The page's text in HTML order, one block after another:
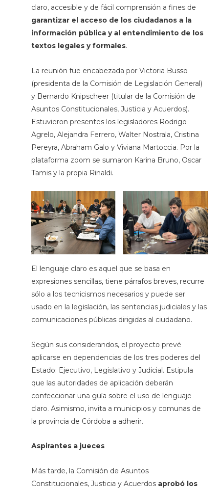
claro, accesible y de fácil comprensión a fines de
garantizar el acceso de los ciudadanos a la
información pública y al entendimiento de los
textos legales y formales.
La reunión fue encabezada por Victoria Busso
(presidenta de la Comisión de Legislación General)
y Bernardo Knipscheer (titular de la Comisión de
Asuntos Constitucionales, Justicia y Acuerdos).
Estuvieron presentes los legisladores Rodrigo
Agrelo, Alejandra Ferrero, Walter Nostrala, Cristina
Pereyra, Abraham Galo y Viviana Martoccia. Por la
plataforma zoom se sumaron Karina Bruno, Oscar
Tamis y la propia Rinaldi.
El lenguaje claro es aquel que se basa en
expresiones sencillas, tiene párrafos breves, recurre
sólo a los tecnicismos necesarios y puede ser
usado en la legislación, las sentencias judiciales y las
comunicaciones públicas dirigidas al ciudadano.
Según sus considerandos, el proyecto prevé
aplicarse en dependencias de los tres poderes del
Estado: Ejecutivo, Legislativo y Judicial. Estipula
que las autoridades de aplicación deberán
confeccionar una guía sobre el uso de lenguaje
claro. Asimismo, invita a municipios y comunas de
la provincia de Córdoba a adherir.
Aspirantes a jueces
Más tarde, la Comisión de Asuntos
Constitucionales, Justicia y Acuerdos aprobó los